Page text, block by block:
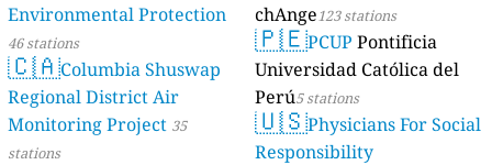
Environmental Protection
46 stations
🇨🇦Columbia Shuswap
Regional District Air
Monitoring Project 35
stations
chAnge123 stations
🇵🇪PCUP Pontificia
Universidad Católica del
Perú5 stations
🇺🇸Physicians For Social
Responsibility